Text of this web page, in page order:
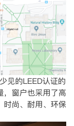
见的LEED认证的
，窗户也采用了高
时尚、耐用、环保